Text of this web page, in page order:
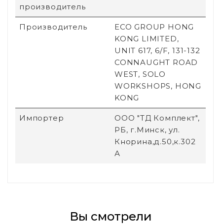
производитель
Производитель
ECO GROUP HONG
KONG LIMITED,
UNIT 617, 6/F, 131-132
CONNAUGHT ROAD
WEST, SOLO
WORKSHOPS, HONG
KONG
Импортер
ООО "ТД Комплект",
РБ, г.Минск, ул.
Кнорина,д.50,к.302
А
Вы смотрели